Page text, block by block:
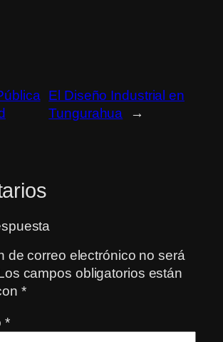
El Diseño Industrial en
Tungurahua
→
de correo electrónico no será
campos obligatorios están
*
*